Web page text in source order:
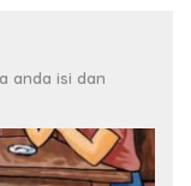
anda isi dan